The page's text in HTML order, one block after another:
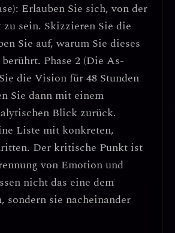
Erlauben Sie sich, von der
sein. Skizzieren Sie die
Sie auf, warum Sie dieses
Phase 2 (Die As-
die Vision für 48 Stunden
Sie dann mit einem
Blick zurück.
Liste mit konkreten,
Der kritische Punkt ist
von Emotion und
nicht das eine dem
sondern sie nacheinander